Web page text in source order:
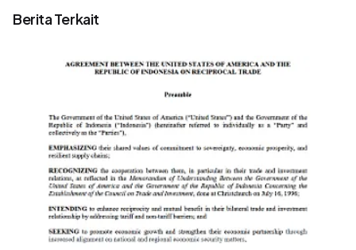
Berita Terkait